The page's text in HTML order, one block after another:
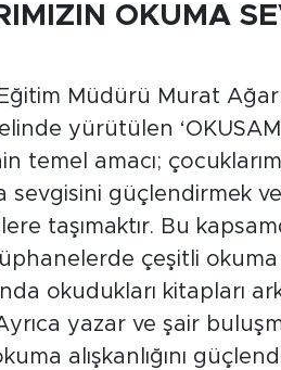
OKUMA
Müdürü Murat Ağar,
yürütülen
temel amacı;
sevgisini güçlendirmek
taşımaktır. Bu
çeşitli
okudukları kitapları
yazar ve şair
alışkanlığını